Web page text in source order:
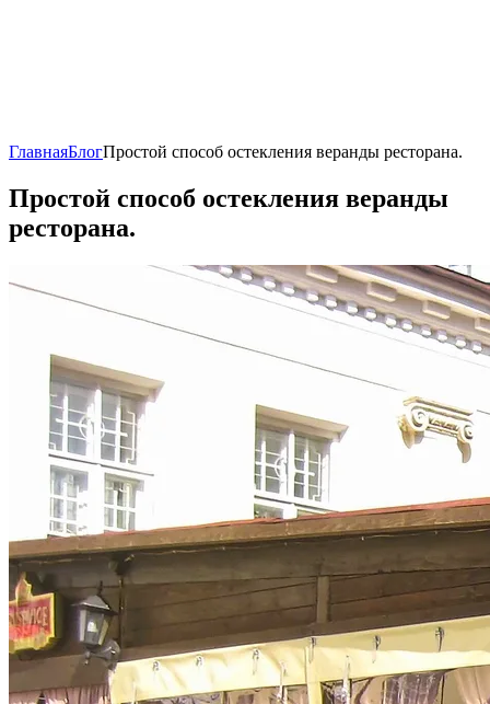
ГлавнаяБлогПростой способ остекления веранды ресторана.
Простой способ остекления веранды
ресторана.